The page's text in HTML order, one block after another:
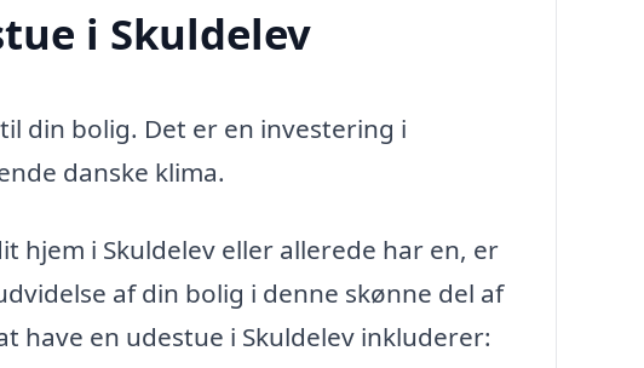
i Skuldelev
din bolig. Det er en investering i
danske klima.
hjem i Skuldelev eller allerede har en, er
af din bolig i denne skønne del af
have en udestue i Skuldelev inkluderer: